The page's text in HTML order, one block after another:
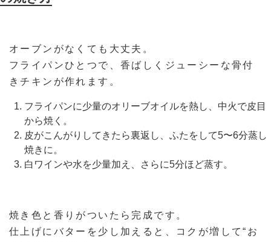
オーブンがなくても大丈夫。
フライパンひとつで、香ばしくジューシーな骨付
きチキンが作れます。
フライパンに少量のオリーブオイルを熱し、中火で皮目
から焼く。
皮がこんがりしてきたら裏返し、ふたをして5〜6分蒸し
焼きに。
白ワインや水を少量加え、さらに5分ほど蒸す。
焼き色と香りがついたら完成です。
仕上げにバターを少し加えると、コクが増して“お